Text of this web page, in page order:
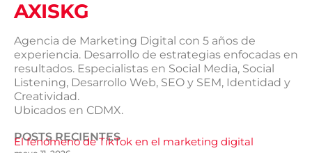
AXISKG
Agencia de Marketing Digital con 5 años de
experiencia. Desarrollo de estrategias enfocadas en
resultados. Especialistas en Social Media, Social
Listening, Desarrollo Web, SEO y SEM, Identidad y
Creatividad.
Ubicados en CDMX.
POSTS RECIENTES
El fenómeno de TikTok en el marketing digital